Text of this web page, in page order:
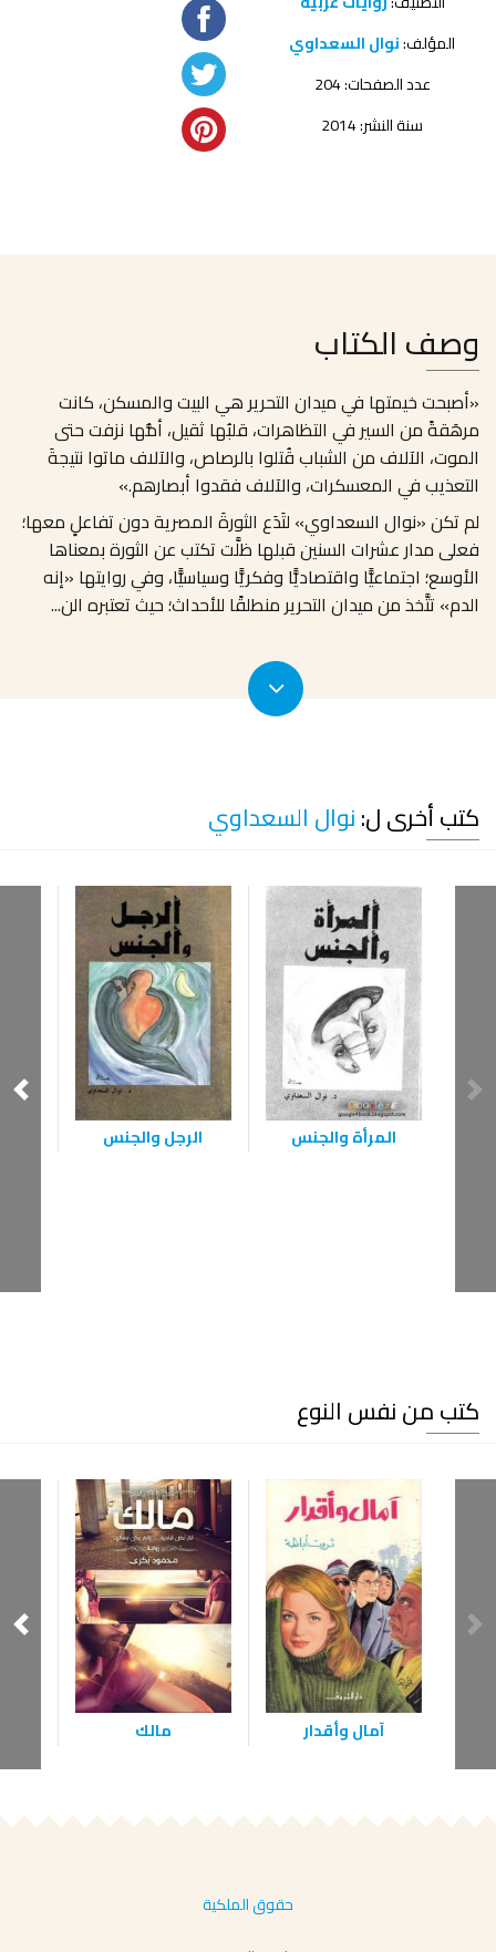
المؤلف:نوال السعداوي
عدد الصفحات: 204
سنة النشر: 2014
وصف الكتاب
«أصبحت خيمتها في ميدان التحرير هي البيت والمسكن، كانت
مرهَقةً من السير في التظاهرات، قلبُها ثقيل، أمُّها نزفت حتى
الموت، الآلاف من الشباب قُتلوا بالرصاص، والآلاف ماتوا نتيجةَ
التعذيب في المعسكرات، والآلاف فقدوا أبصارهم.»
لم تكن «نوال السعداوي» لتَدَع الثورةَ المصرية دون تفاعلٍ معها؛
فعلى مدار عشرات السنين قبلها ظلَّت تكتب عن الثورة بمعناها
الأوسع؛ اجتماعيًّا واقتصاديًّا وفكريًّا وسياسيًّا، وفي روايتها «إنه
الدم» تتَّخذ من ميدان التحرير منطلقًا للأحداث؛ حيث تعتبره الن...
كتب أخرى ل:نوال السعداوي
المرأة والجنس الرجل والجنس
كتب من نفس النوع
آمال وأقدار مالك
حقوق الملكية